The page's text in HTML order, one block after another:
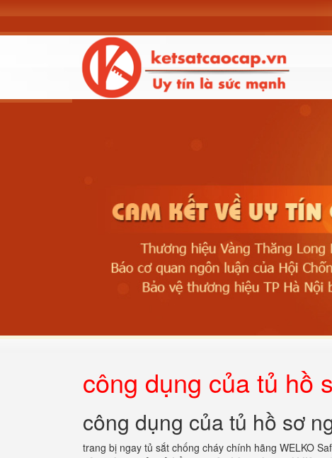
công dụng của tủ hồ
công dụng của tủ hồ sơ
trang bị ngay tủ sắt chống cháy chính hãng WELKO